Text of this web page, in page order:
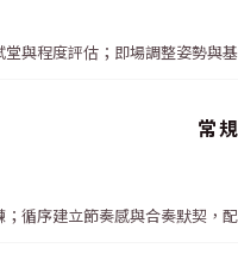
堂與程度評估；即場調整姿勢與
常
循序建立節奏感與合奏默契，